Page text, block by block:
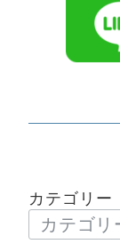
カテゴリー